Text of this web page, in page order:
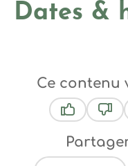
Dates &
Ce contenu